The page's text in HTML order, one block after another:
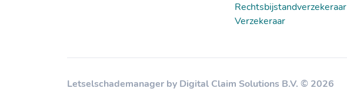
Rechtsbijstandverzekeraar
Verzekeraar
Letselschademanager by Digital Claim Solutions B.V. © 2026